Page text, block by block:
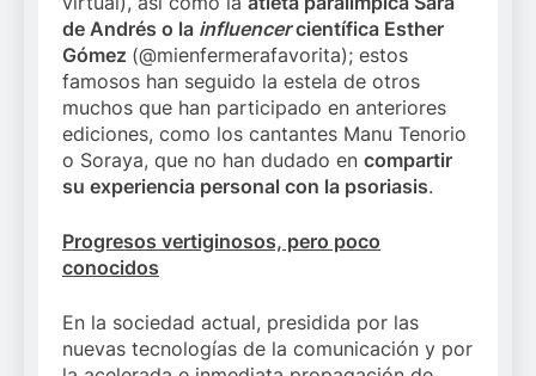
de Andrés o la influencercientífica Esther
Gómez (@mienfermerafavorita); estos
famosos han seguido la estela de otros
muchos que han participado en anteriores
ediciones, como los cantantes Manu Tenorio
o Soraya, que no han dudado en compartir
su experiencia personal con la psoriasis.
Progresos vertiginosos, pero poco
conocidos
En la sociedad actual, presidida por las
nuevas tecnologías de la comunicación y por